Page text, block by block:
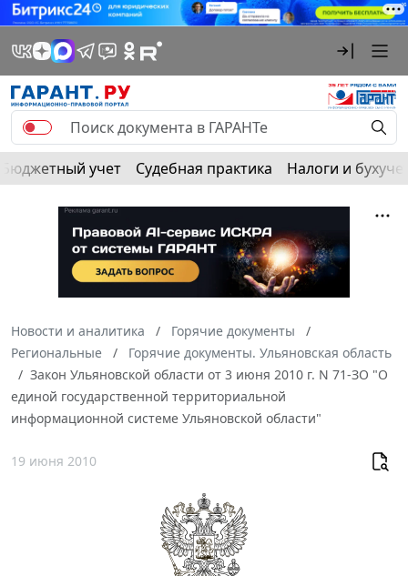
Бюджетный учет Судебная практика Налоги и
Новости и аналитика
Горячие документы
Региональные
Горячие документы. Ульяновская область
Закон Ульяновской области от 3 июня 2010 г. N 71-ЗО "О
единой государственной территориальной
информационной системе Ульяновской области"
19 июня 2010